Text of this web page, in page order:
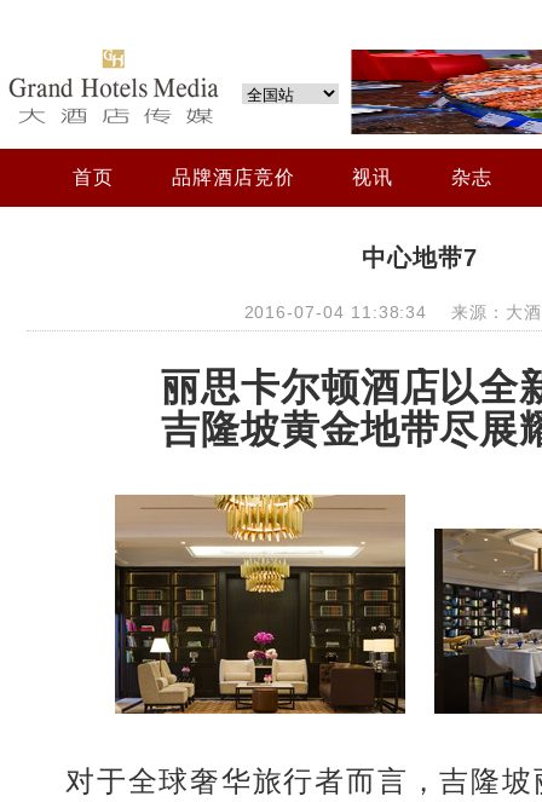
首页 品牌酒店竞价 视讯 杂志
中心地带7
2016-07-04 11:38:34 来源：大酒
丽思卡尔顿酒店以全
吉隆坡黄金地带尽展
对于全球奢华旅行者而言，吉隆